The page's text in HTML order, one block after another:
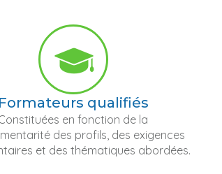
Formateurs qualifiés
en fonction de la
des profils, des exigences
et des thématiques abordées.